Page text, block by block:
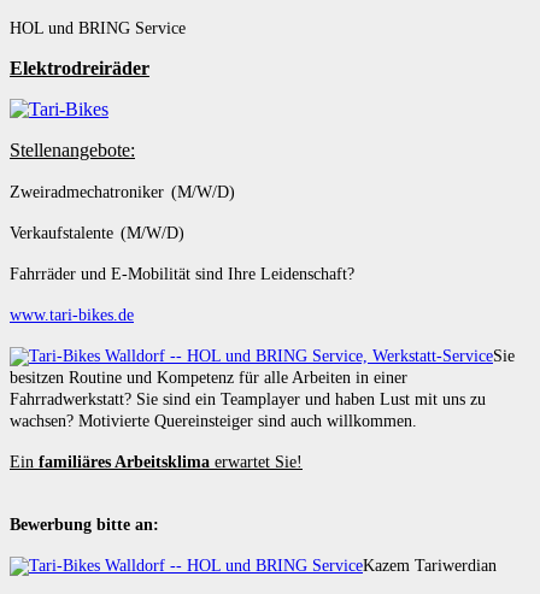
HOL und BRING Service
Elektrodreiräder
Stellenangebote:
Zweiradmechatroniker (M/W/D)
Verkaufstalente (M/W/D)
Fahrräder und E-Mobilität sind Ihre Leidenschaft?
www.tari-bikes.de
Sie
besitzen Routine und Kompetenz für alle Arbeiten in einer
Fahrradwerkstatt? Sie sind ein Teamplayer und haben Lust mit uns zu
wachsen? Motivierte Quereinsteiger sind auch willkommen.
Ein familiäres Arbeitsklima erwartet Sie!
Bewerbung bitte an:
Kazem Tariwerdian